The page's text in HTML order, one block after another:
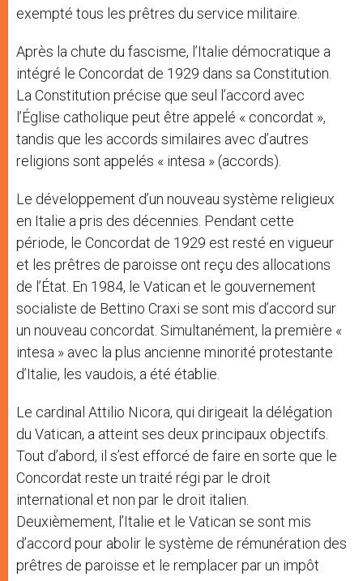
exempté tous les prêtres du service militaire.
Après la chute du fascisme, l’Italie démocratique a
intégré le Concordat de 1929 dans sa Constitution.
La Constitution précise que seul l’accord avec
l’Église catholique peut être appelé « concordat »,
tandis que les accords similaires avec d’autres
religions sont appelés « intesa » (accords).
Le développement d’un nouveau système religieux
en Italie a pris des décennies. Pendant cette
période, le Concordat de 1929 est resté en vigueur
et les prêtres de paroisse ont reçu des allocations
de l’État. En 1984, le Vatican et le gouvernement
socialiste de Bettino Craxi se sont mis d’accord sur
un nouveau concordat. Simultanément, la première «
intesa » avec la plus ancienne minorité protestante
d’Italie, les vaudois, a été établie.
Le cardinal Attilio Nicora, qui dirigeait la délégation
du Vatican, a atteint ses deux principaux objectifs.
Tout d’abord, il s’est efforcé de faire en sorte que le
Concordat reste un traité régi par le droit
international et non par le droit italien.
Deuxièmement, l’Italie et le Vatican se sont mis
d’accord pour abolir le système de rémunération des
prêtres de paroisse et le remplacer par un impôt